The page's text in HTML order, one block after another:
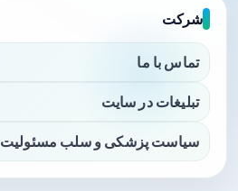
شرکت
تماس با ما
تبلیغات در سایت
سیاست پزشکی و سلب مسئولیت